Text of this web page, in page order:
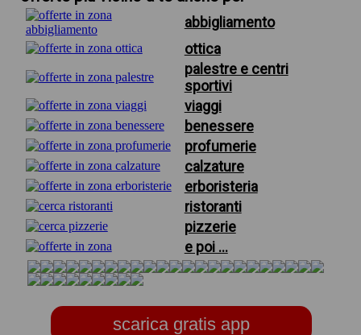
abbigliamento
ottica
palestre e centri
sportivi
viaggi
benessere
profumerie
calzature
erboristeria
ristoranti
pizzerie
e poi ...
scarica gratis app